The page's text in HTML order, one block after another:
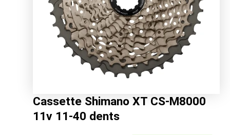
Cassette Shimano XT CS-M8000
11v 11-40 dents